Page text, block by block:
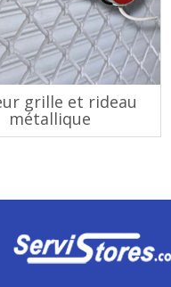
grille et rideau
métallique